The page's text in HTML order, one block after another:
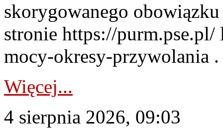
skorygowanego
stronie https://
mocy-okresy-przywolania
Więcej...
4 sierpnia 2026, 09:03